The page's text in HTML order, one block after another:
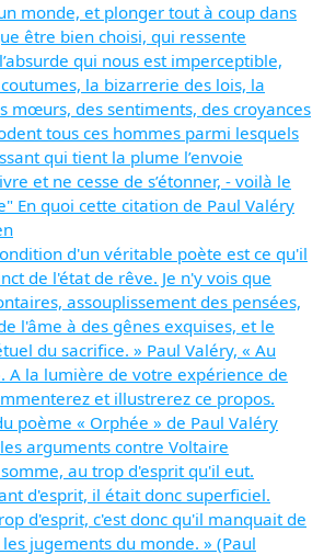
monde, et plonger tout à coup dans
être bien choisi, qui ressente
qui nous est imperceptible,
la bizarrerie des lois, la
mœurs, des sentiments, des croyances
tous ces hommes parmi lesquels
qui tient la plume l’envoie
et ne cesse de s’étonner, - voilà le
En quoi cette citation de Paul Valéry
d'un véritable poète est ce qu'il
de l'état de rêve. Je n'y vois que
assouplissement des pensées,
l'âme à des gênes exquises, et le
du sacrifice. » Paul Valéry, « Au
A la lumière de votre expérience de
et illustrerez ce propos.
poème « Orphée » de Paul Valéry
arguments contre Voltaire
au trop d'esprit qu'il eut.
d'esprit, il était donc superficiel.
d'esprit, c'est donc qu'il manquait de
les jugements du monde. » (Paul